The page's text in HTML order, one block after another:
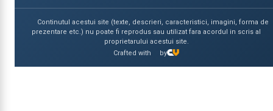
Continutul acestui site (texte, descrieri, caracteristici, imagini, forma de
prezentare etc.) nu poate fi reprodus sau utilizat fara acordul in scris al
proprietarului acestui site.
Crafted with
by